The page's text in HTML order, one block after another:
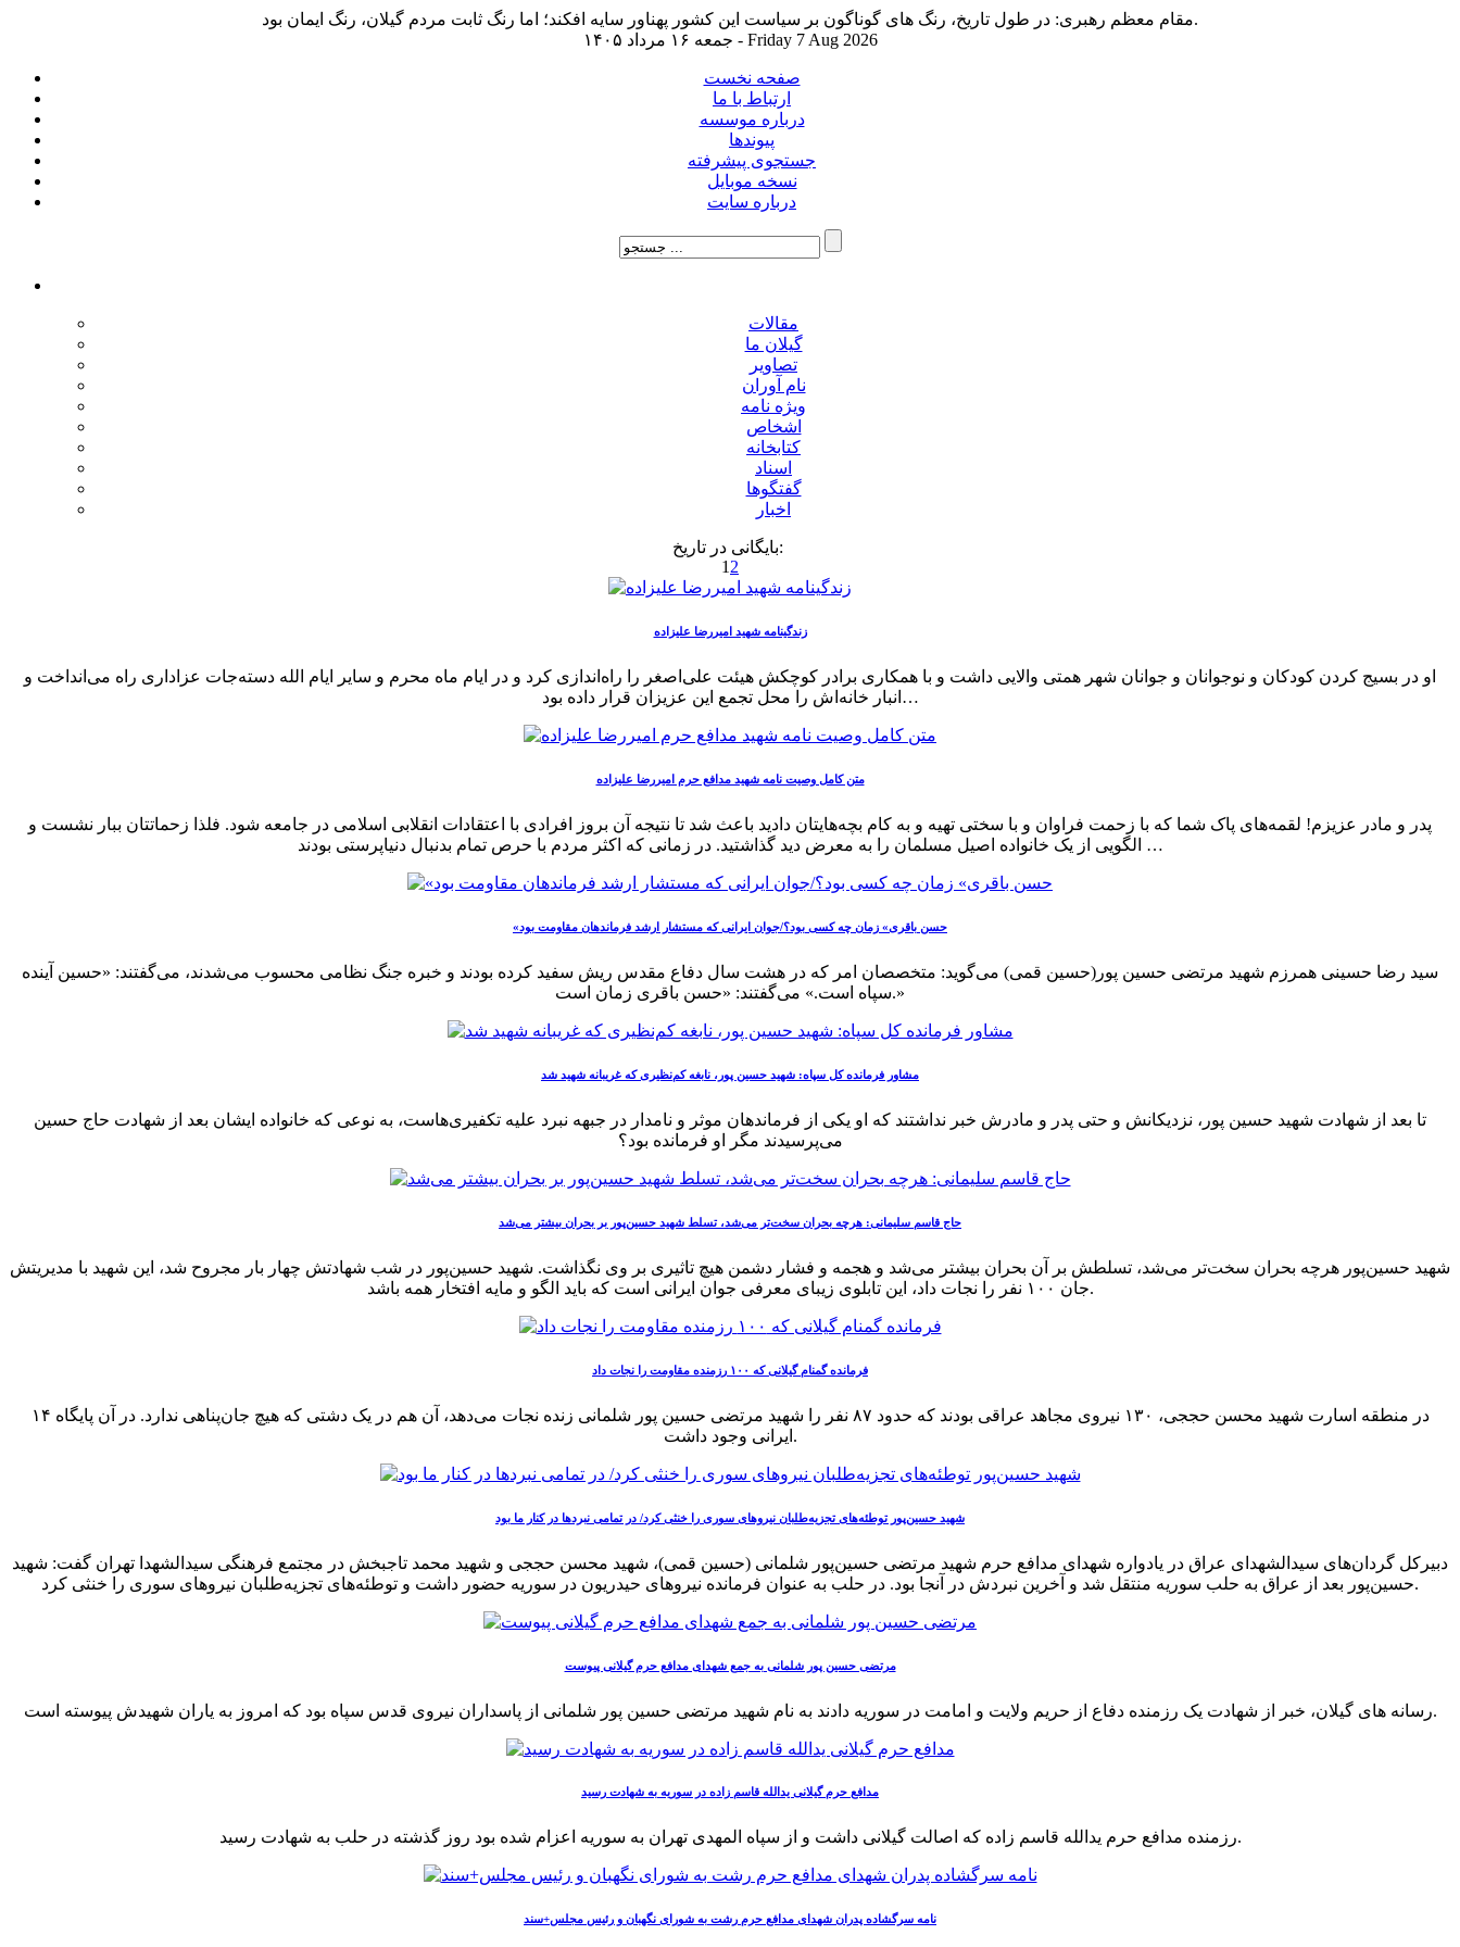
مقام معظم رهبری: در طول تاریخ، رنگ های گوناگون بر سیاست این کشور پهناور سایه افکند؛ اما رنگ ثابت مردم گیلان، رنگ ایمان بود.
جمعه ۱۶ مرداد ۱۴۰۵ - Friday 7 Aug 2026
صفحه نخست
ارتباط با ما
درباره موسسه
پیوندها
جستجوی پیشرفته
نسخه موبایل
درباره سایت
مقالات
گیلان ما
تصاویر
نام آوران
ویژه نامه
اشخاص
کتابخانه
اسناد
گفتگوها
اخبار
بایگانی در تاریخ:
1 2
زندگینامه شهید امیررضا علیزاده
او در بسیج کردن کودکان و نوجوانان و جوانان شهر همتی والایی داشت و با همکاری برادر کوچکش هیئت علی‌اصغر را راه‌اندازی کرد و در ایام ماه محرم و سایر ایام الله دسته‌جات عزاداری راه می‌انداخت و
انبار خانه‌اش را محل تجمع این عزیزان قرار داده بود…
متن کامل وصیت نامه شهید مدافع حرم امیررضا علیزاده
پدر و مادر عزیزم! لقمه‌های پاک شما که با زحمت فراوان و با سختی تهیه و به کام بچه‌هایتان دادید باعث شد تا نتیجه آن بروز افرادی با اعتقادات انقلابی اسلامی در جامعه شود. فلذا زحماتتان ببار نشست و
الگویی از یک خانواده اصیل مسلمان را به معرض دید گذاشتید. در زمانی که اکثر مردم با حرص تمام بدنبال دنیاپرستی بودند …
«حسن باقری» زمان چه کسی بود؟/جوان ایرانی که مستشار ارشد فرماندهان مقاومت بود
سید رضا حسینی همرزم شهید مرتضی حسین پور(حسین قمی) می‌گوید: متخصصان امر که در هشت سال دفاع مقدس ریش سفید کرده بودند و خبره جنگ نظامی محسوب می‌شدند، می‌گفتند: «حسین آینده
سپاه است.» می‌گفتند: «حسن باقری زمان است.»
مشاور فرمانده کل سپاه: شهید حسین پور، نابغه کم‌نظیری که غریبانه شهید شد
تا بعد از شهادت شهید حسین پور، نزدیکانش و حتی پدر و مادرش خبر نداشتند که او یکی از فرماندهان موثر و نامدار در جبهه نبرد علیه تکفیری‌هاست، به نوعی که خانواده ایشان بعد از شهادت حاج حسین
می‌پرسیدند مگر او فرمانده بود؟
حاج قاسم سلیمانی: هرچه بحران سخت‌تر می‌شد، تسلط شهید حسین‌پور بر بحران بیشتر می‌شد
شهید حسین‌پور هرچه بحران سخت‌تر می‌شد، تسلطش بر آن بحران بیشتر می‌شد و هجمه و فشار دشمن هیچ تاثیری بر ‌وی نگذاشت. شهید حسین‌پور در شب شهادتش چهار بار مجروح شد، این شهید با مدیریتش
جان ۱۰۰ نفر را نجات داد، این تابلوی زیبای معرفی جوان ایرانی است که باید الگو و مایه افتخار همه باشد.
فرمانده گمنام گیلانی که ۱۰۰ رزمنده مقاومت را نجات داد
در منطقه اسارت شهید محسن حججی، ۱۳۰ نیروی مجاهد عراقی بودند که حدود ۸۷ نفر را شهید مرتضی حسین پور شلمانی زنده نجات می‌دهد، آن هم در یک دشتی که هیچ جان‌پناهی ندارد. در آن پایگاه ۱۴
ایرانی وجود داشت.
شهید حسین‌پور توطئه‌های تجزیه‌طلبان نیروهای سوری را خنثی کرد/ در تمامی نبردها در کنار ما بود
دبیرکل گردان‌های سیدالشهدای عراق در یادواره شهدای مدافع حرم شهید مرتضی حسین‌پور شلمانی (حسین قمی)، شهید محسن حججی و شهید محمد تاجبخش در مجتمع فرهنگی سیدالشهدا تهران گفت: شهید
حسین‌پور بعد از عراق به حلب سوریه منتقل شد و آخرین نبردش در آنجا بود. در حلب به عنوان فرمانده نیروهای حیدریون در سوریه حضور داشت و توطئه‌های تجزیه‌طلبان نیروهای سوری را خنثی کرد.
مرتضی حسین پور شلمانی به جمع شهدای مدافع حرم گیلانی پیوست
رسانه های گیلان، خبر از شهادت یک رزمنده دفاع از حریم ولایت و امامت در سوریه دادند به نام شهید مرتضی حسین پور شلمانی از پاسداران نیروی قدس سپاه بود که امروز به یاران شهیدش پیوسته است.
مدافع حرم گیلانی یدالله قاسم زاده در سوریه به شهادت رسید
رزمنده مدافع حرم یدالله قاسم زاده که اصالت گیلانی داشت و از سپاه المهدی تهران به سوریه اعزام شده بود روز گذشته در حلب به شهادت رسید.
نامه سرگشاده پدران شهدای مدافع حرم رشت به شورای نگهبان و رئیس مجلس+سند